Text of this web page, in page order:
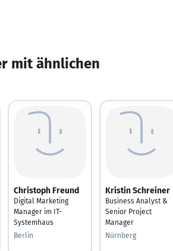
mit ähnlichen
Christoph Freund
Digital Marketing
Manager im IT-
Systemhaus
Berlin
Kristin Schreiner
Business Analyst &
Senior Project
Manager
Nürnberg